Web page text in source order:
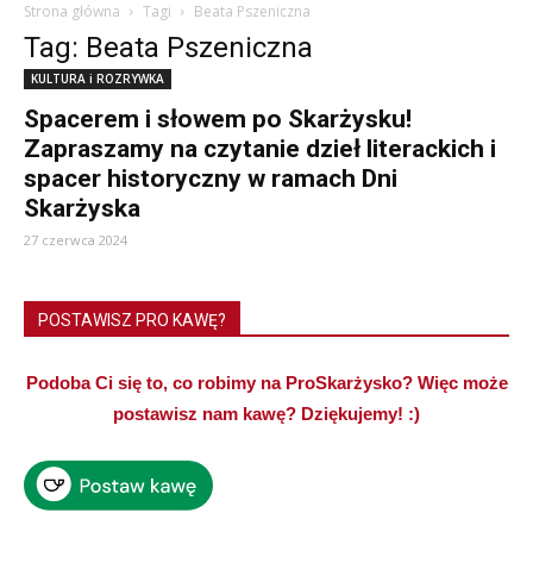
Strona główna Tagi Beata Pszeniczna
Tag: Beata Pszeniczna
KULTURA i ROZRYWKA
Spacerem i słowem po Skarżysku!
Zapraszamy na czytanie dzieł literackich i
spacer historyczny w ramach Dni
Skarżyska
27 czerwca 2024
POSTAWISZ PRO KAWĘ?
Podoba Ci się to, co robimy na ProSkarżysko? Więc może
postawisz nam kawę? Dziękujemy! :)